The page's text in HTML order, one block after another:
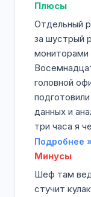
Плюсы
Отдельный
за шустрый
мониторами
головной
данных и
три часа я
Подробнее »
Минусы
Шеф там
стучит